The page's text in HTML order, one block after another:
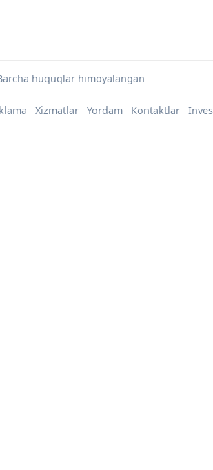
huquqlar himoyalangan
Xizmatlar Yordam Kontaktlar